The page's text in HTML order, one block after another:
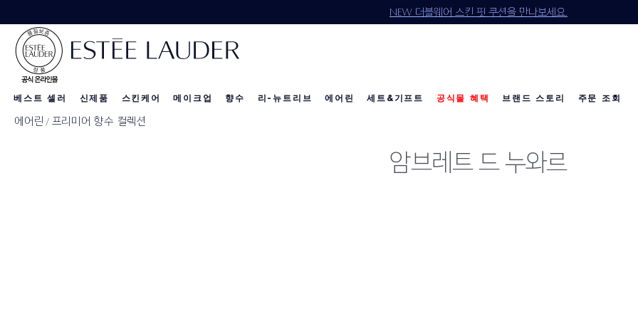
NEW 더블웨어 스킨 핏 쿠션을 만나보세요.
베스트 셀러 신제품 스킨케어 메이크업 향수 리-뉴트리브 에어린 세트&기프트 공식몰 혜택 브랜드 스토리 주문 조회
에어린 프리미어 향수 컬렉션
암브레트 드 누와르